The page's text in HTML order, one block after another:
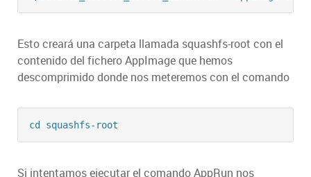
Esto creará una carpeta llamada squashfs-root con el
contenido del fichero AppImage que hemos
descomprimido donde nos meteremos con el comando
Si intentamos ejecutar el comando AppRun nos